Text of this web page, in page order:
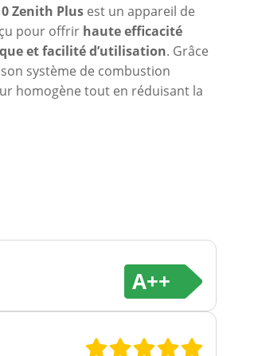
Zenith Plus est un appareil de
pour offrir haute efficacité
et facilité d’utilisation. Grâce
système de combustion
homogène tout en réduisant la
A++